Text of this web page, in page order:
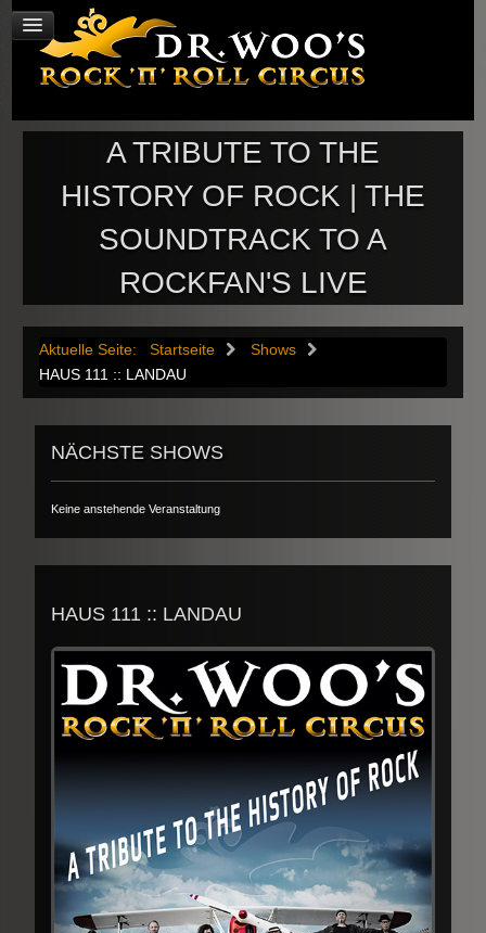
A TRIBUTE TO THE
HISTORY OF ROCK | THE
SOUNDTRACK TO A
ROCKFAN'S LIVE
Aktuelle Seite: Startseite
Shows
HAUS 111 :: LANDAU
NÄCHSTE SHOWS
Keine anstehende Veranstaltung
HAUS 111 :: LANDAU